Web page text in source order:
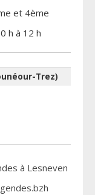
et 4ème
h à 12 h
Trez)
à Lesneven